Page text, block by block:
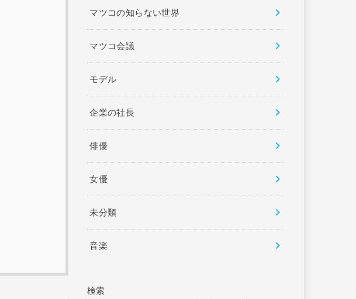
マツコの知らない世界
マツコ会議
モデル
企業の社長
俳優
女優
未分類
音楽
検索